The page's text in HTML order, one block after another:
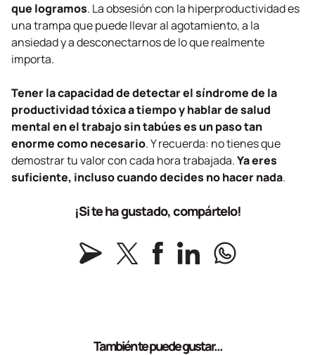
que logramos. La obsesión con la hiperproductividad es
una trampa que puede llevar al agotamiento, a la
ansiedad y a desconectarnos de lo que realmente
importa.
Tener la capacidad de detectar el síndrome de la
productividad tóxica a tiempo y hablar de salud
mental en el trabajo sin tabúes es un paso tan
enorme como necesario. Y recuerda: no tienes que
demostrar tu valor con cada hora trabajada.Ya eres
suficiente, incluso cuando decides no hacer nada.
¡Si te ha gustado, compártelo!
También te puede gustar...